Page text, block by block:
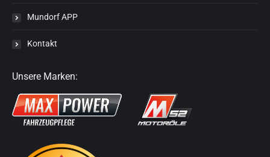
Mundorf APP
Kontakt
Unsere Marken: